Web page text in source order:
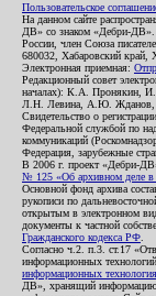
Пользовательское
На данном сайте
ДВ» со знаком «Дебри-
России, член Союза
680032, Хабаровский край,
Электронная приемная:
Редакционный совет
началах): К.А. Пронякин,
Л.Н. Левина, А.Ю.
Свидетельство о
Федеральной службой по
коммуникаций
Федерация, зарубежные
В 2006 г. проект «Дебри-
№ 125 «Об архивном деле в
Основной фонд архива
рукописи по
открытым в электронном
документы к частной
Гражданского кодекса РФ
Согласно ч.2. п.3. ст.17
информационных
информационных
ДВ», хранящий информацию,